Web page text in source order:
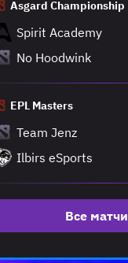
Asgard Championship
Spirit Academy
No Hoodwink
EPL Masters
Team Jenz
Ilbirs eSports
Все матчи